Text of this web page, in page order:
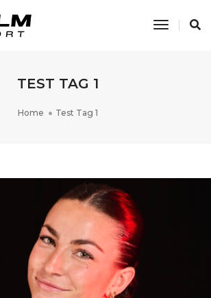
Toggle
TEST TAG 1
Home Test Tag 1